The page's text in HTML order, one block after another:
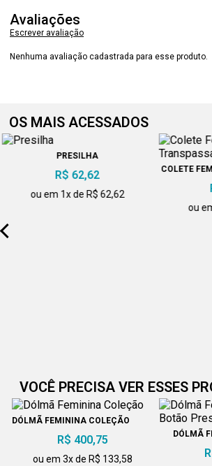
Avaliações
Escrever avaliação
Nenhuma avaliação cadastrada para esse produto.
OS MAIS ACESSADOS
PRESILHA
R$ 62,62
ou em 1x de R$ 62,62
COLETE
ou
VOCÊ PRECISA VER ESSES
DÓLMÃ FEMININA COLEÇÃO
R$ 400,75
ou em 3x de R$ 133,58
DÓLMÃ